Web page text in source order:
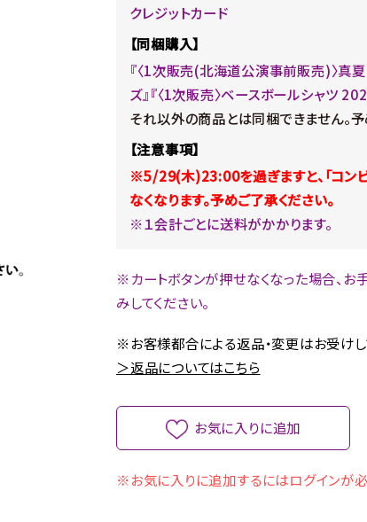
クレジットカード
【同梱購入】
『〈1次販売(北海道公演事前販売)〉真
ズ』『〈1次販売〉ベースボールシャツ
それ以外の商品とは同梱できません。予
【注意事項】
※5/29(木)23:00を過ぎますと、「コン
なくなります。予めご了承ください。
※１会計ごとに送料がかかります。
※カートボタンが押せなくなった場合、
みしてください。
※お客様都合による返品・変更はお受けし
＞返品についてはこちら
お気に入りに追加
※お気に入りに追加するにはログインが必